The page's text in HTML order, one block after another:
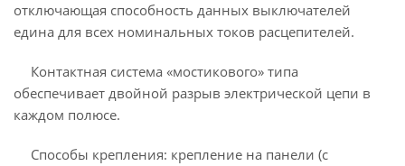
отключающая способность данных выключателей
едина для всех номинальных токов расцепителей.
Контактная система «мостикового» типа
обеспечивает двойной разрыв электрической цепи в
каждом полюсе.
Способы крепления: крепление на панели (с